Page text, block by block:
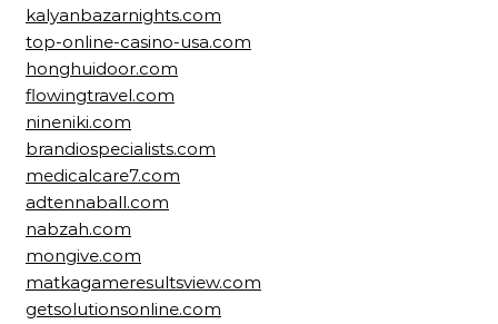
kalyanbazarnights.com
top-online-casino-usa.com
honghuidoor.com
flowingtravel.com
nineniki.com
brandiospecialists.com
medicalcare7.com
adtennaball.com
nabzah.com
mongive.com
matkagameresultsview.com
getsolutionsonline.com